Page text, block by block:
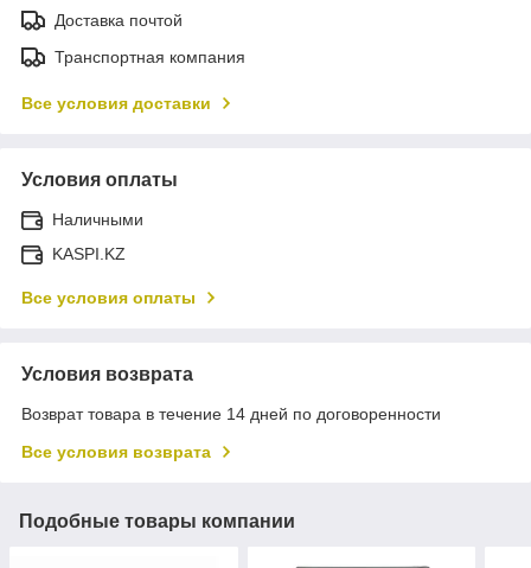
Доставка почтой
Транспортная компания
Все условия доставки
Условия оплаты
Наличными
KASPI.KZ
Все условия оплаты
Условия возврата
Возврат товара в течение 14 дней по договоренности
Все условия возврата
Подобные товары компании